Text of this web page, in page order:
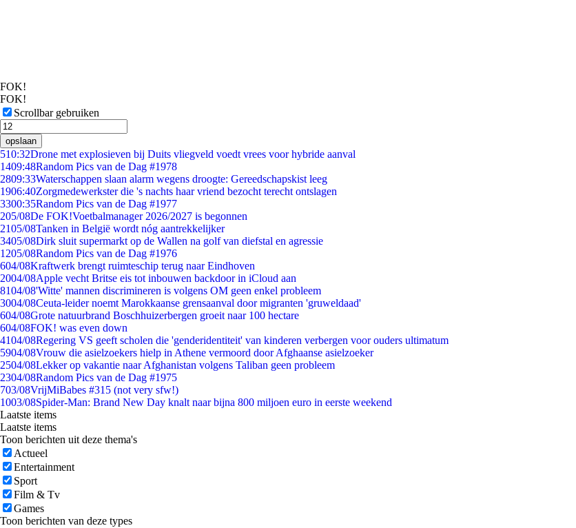
FOK!
FOK!
Scrollbar gebruiken
opslaan
510:32Drone met explosieven bij Duits vliegveld voedt vrees voor hybride aanval
1409:48Random Pics van de Dag #1978
2809:33Waterschappen slaan alarm wegens droogte: Gereedschapskist leeg
1906:40Zorgmedewerkster die 's nachts haar vriend bezocht terecht ontslagen
3300:35Random Pics van de Dag #1977
205/08De FOK!Voetbalmanager 2026/2027 is begonnen
2105/08Tanken in België wordt nóg aantrekkelijker
3405/08Dirk sluit supermarkt op de Wallen na golf van diefstal en agressie
1205/08Random Pics van de Dag #1976
604/08Kraftwerk brengt ruimteschip terug naar Eindhoven
2004/08Apple vecht Britse eis tot inbouwen backdoor in iCloud aan
8104/08'Witte' mannen discrimineren is volgens OM geen enkel probleem
3004/08Ceuta-leider noemt Marokkaanse grensaanval door migranten 'gruweldaad'
604/08Grote natuurbrand Boschhuizerbergen groeit naar 100 hectare
604/08FOK! was even down
4104/08Regering VS geeft scholen die 'genderidentiteit' van kinderen verbergen voor ouders ultimatum
5904/08Vrouw die asielzoekers hielp in Athene vermoord door Afghaanse asielzoeker
2504/08Lekker op vakantie naar Afghanistan volgens Taliban geen probleem
2304/08Random Pics van de Dag #1975
703/08VrijMiBabes #315 (not very sfw!)
1003/08Spider-Man: Brand New Day knalt naar bijna 800 miljoen euro in eerste weekend
Laatste items
Laatste items
Toon berichten uit deze thema's
Actueel
Entertainment
Sport
Film & Tv
Games
Toon berichten van deze types